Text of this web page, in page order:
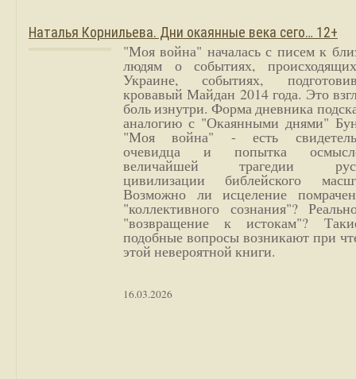
Наталья Корнильева. Дни окаянные века сего… 12+
"Моя война" началась с писем к
людям о событиях,
Украине, событиях,
кровавый Майдан 2014 года. Это
боль изнутри. Форма дневника
аналогию с "Окаянными днями"
"Моя война" - есть
очевидца и попытка
величайшей трагедии
цивилизации библейского
Возможно ли исцеление
"коллективного сознания"?
"возвращение к истокам"?
подобные вопросы возникают при
этой невероятной книги.
16.03.2026